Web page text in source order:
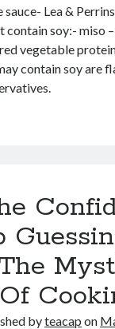
Lea &
contain soy:- miso –
vegetable
contain soy are
Of
byteacap on